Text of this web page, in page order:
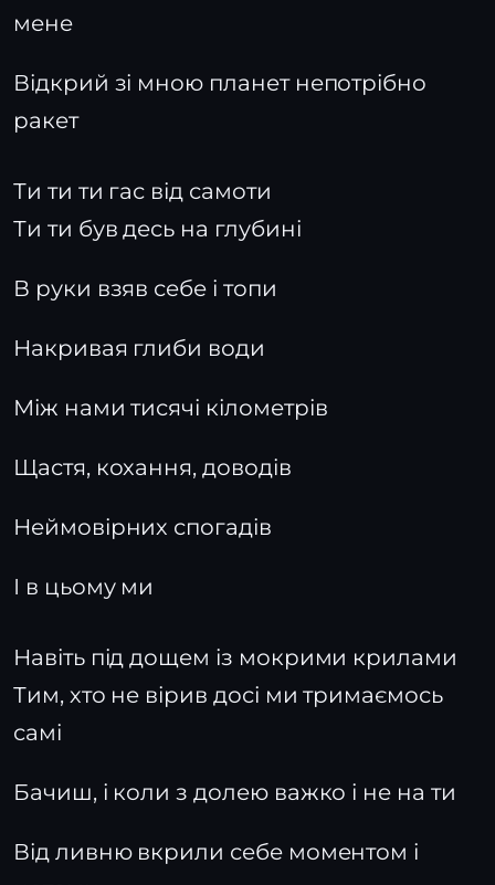
мене
Відкрий зі мною планет непотрібно
ракет
Ти ти ти гас від самоти
Ти ти був десь на глубині
В руки взяв себе і топи
Накривая глиби води
Між нами тисячі кілометрів
Щастя, кохання, доводів
Неймовірних спогадів
І в цьому ми
Навіть під дощем із мокрими крилами
Тим, хто не вірив досі ми тримаємось
самі
Бачиш, і коли з долею важко і не на ти
Від ливню вкрили себе моментом і